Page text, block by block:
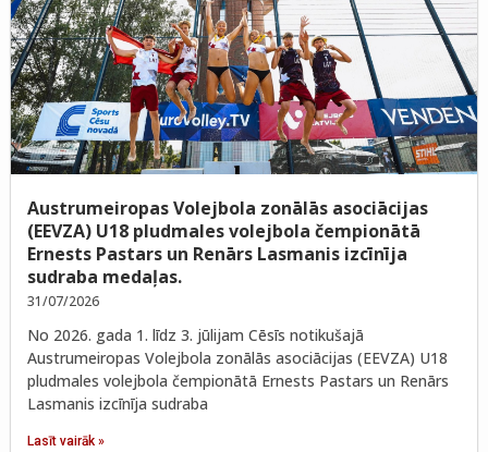
Austrumeiropas Volejbola zonālās asociācijas
(EEVZA) U18 pludmales volejbola čempionātā
Ernests Pastars un Renārs Lasmanis izcīnīja
sudraba medaļas.
31/07/2026
No 2026. gada 1. līdz 3. jūlijam Cēsīs notikušajā
Austrumeiropas Volejbola zonālās asociācijas (EEVZA) U18
pludmales volejbola čempionātā Ernests Pastars un Renārs
Lasmanis izcīnīja sudraba
Lasīt vairāk »